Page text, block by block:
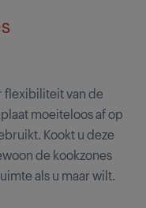
flexibiliteit van de
moeiteloos af op
Kookt u deze
de kookzones
als u maar wilt.